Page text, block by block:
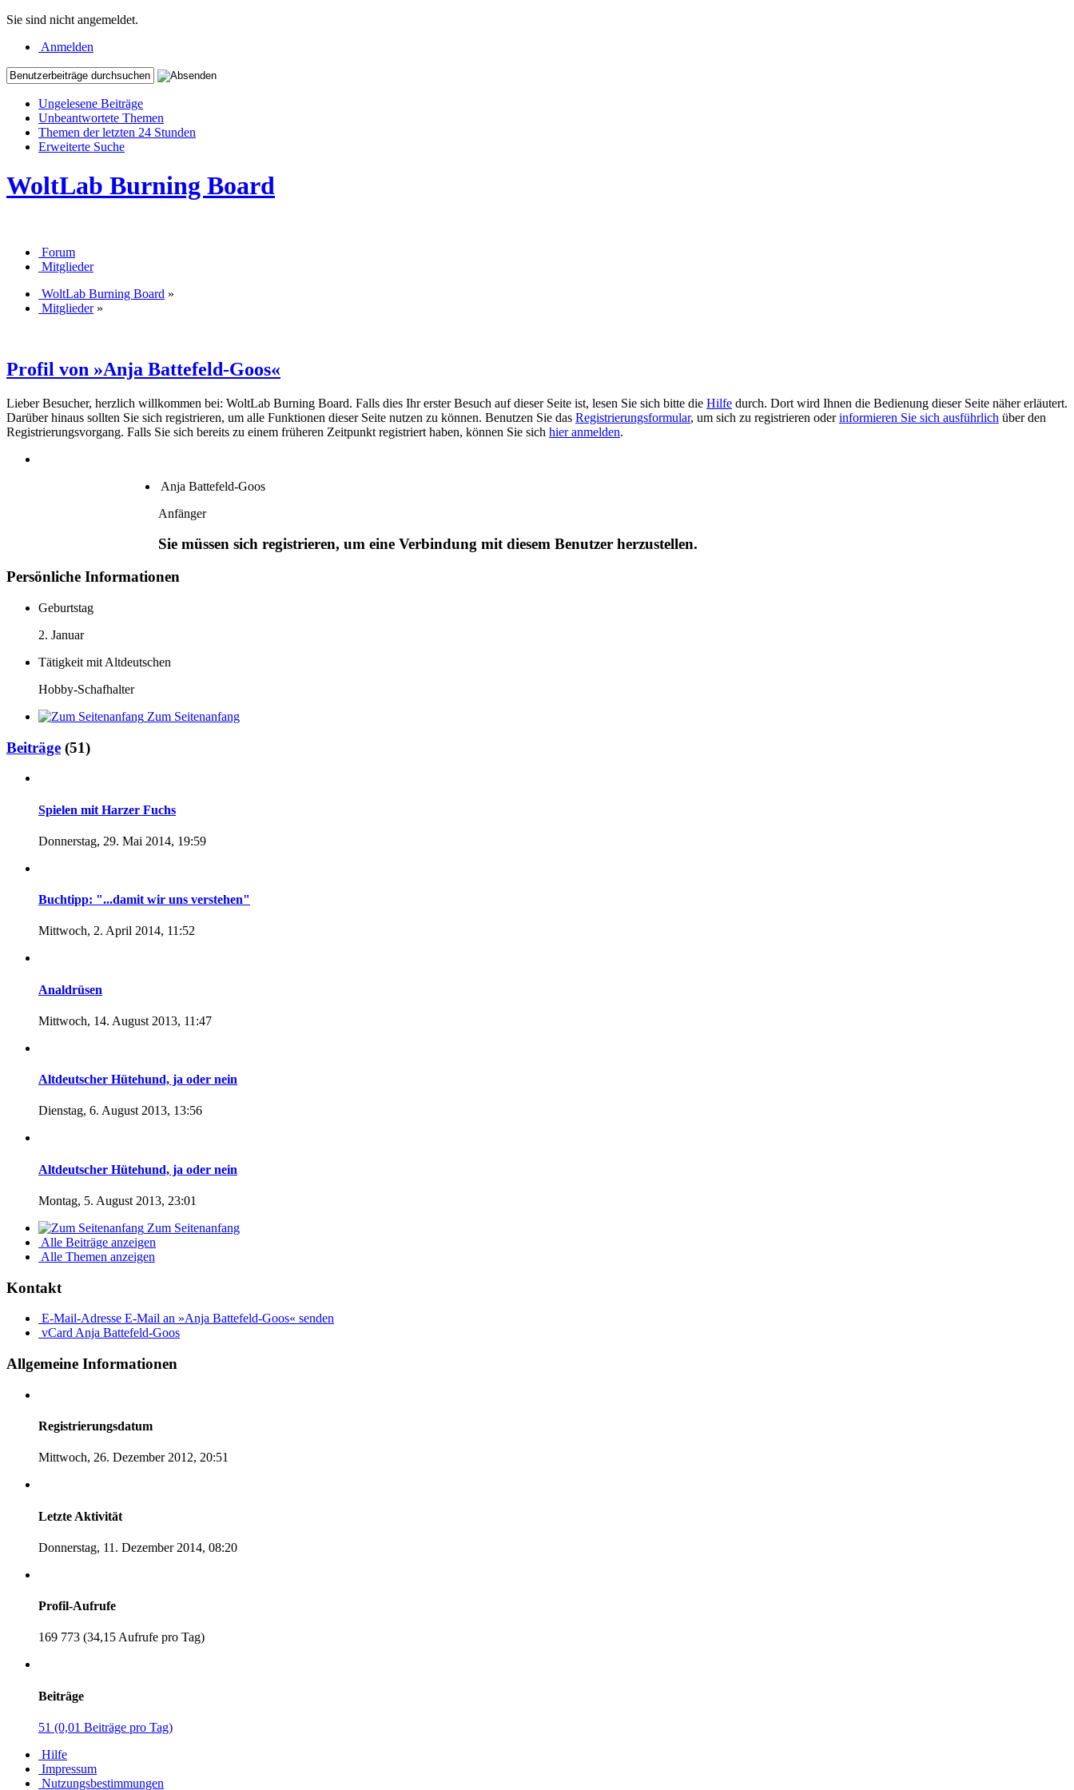
Sie sind nicht angemeldet.
Anmelden
Ungelesene Beiträge
Unbeantwortete Themen
Themen der letzten 24 Stunden
Erweiterte Suche
WoltLab Burning Board
Forum
Mitglieder
WoltLab Burning Board »
Mitglieder»
Profil von »Anja Battefeld-Goos«
Lieber Besucher, herzlich willkommen bei: WoltLab Burning Board. Falls dies Ihr erster Besuch auf dieser Seite ist, lesen Sie sich bitte die Hilfe durch. Dort wird Ihnen die Bedienung dieser Seite näher erläutert.
Darüber hinaus sollten Sie sich registrieren, um alle Funktionen dieser Seite nutzen zu können. Benutzen Sie das Registrierungsformular, um sich zu registrieren oderinformieren Sie sich ausführlich über den
Registrierungsvorgang. Falls Sie sich bereits zu einem früheren Zeitpunkt registriert haben, können Sie sich hier anmelden.
Anja Battefeld-Goos
Anfänger
Sie müssen sich registrieren, um eine Verbindung mit diesem Benutzer herzustellen.
Persönliche Informationen
Geburtstag
2. Januar
Tätigkeit mit Altdeutschen
Hobby-Schafhalter
Zum Seitenanfang
Beiträge (51)
Spielen mit Harzer Fuchs
Donnerstag, 29. Mai 2014, 19:59
Buchtipp: "...damit wir uns verstehen"
Mittwoch, 2. April 2014, 11:52
Analdrüsen
Mittwoch, 14. August 2013, 11:47
Altdeutscher Hütehund, ja oder nein
Dienstag, 6. August 2013, 13:56
Altdeutscher Hütehund, ja oder nein
Montag, 5. August 2013, 23:01
Zum Seitenanfang
Alle Beiträge anzeigen
Alle Themen anzeigen
Kontakt
E-Mail-Adresse E-Mail an »Anja Battefeld-Goos« senden
vCard Anja Battefeld-Goos
Allgemeine Informationen
Registrierungsdatum
Mittwoch, 26. Dezember 2012, 20:51
Letzte Aktivität
Donnerstag, 11. Dezember 2014, 08:20
Profil-Aufrufe
169 773 (34,15 Aufrufe pro Tag)
Beiträge
51 (0,01 Beiträge pro Tag)
Hilfe
Impressum
Nutzungsbestimmungen